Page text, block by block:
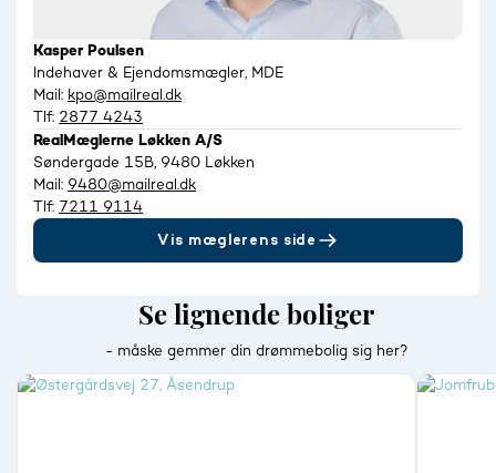
Kasper Poulsen
Indehaver & Ejendomsmægler, MDE
Mail: kpo@mailreal.dk
Tlf: 2877 4243
RealMæglerne Løkken A/S
Søndergade 15B, 9480 Løkken
Mail: 9480@mailreal.dk
Tlf: 7211 9114
Vis mæglerens side
Se lignende boliger
- måske gemmer din drømmebolig sig her?